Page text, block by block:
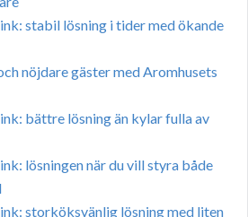
stabil lösning i tider med ökande
nöjdare gäster med Aromhusets
bättre lösning än kylar fulla av
lösningen när du vill styra både
storköksvänlig lösning med liten